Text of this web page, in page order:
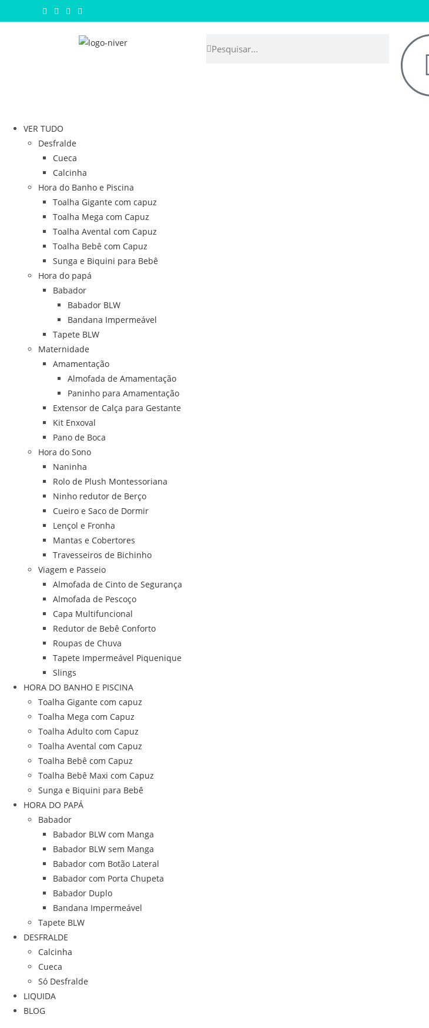
VER TUDO
Desfralde
Cueca
Calcinha
Hora do Banho e Piscina
Toalha Gigante com capuz
Toalha Mega com Capuz
Toalha Avental com Capuz
Toalha Bebê com Capuz
Sunga e Biquini para Bebê
Hora do papá
Babador
Babador BLW
Bandana Impermeável
Tapete BLW
Maternidade
Amamentação
Almofada de Amamentação
Paninho para Amamentação
Extensor de Calça para Gestante
Kit Enxoval
Pano de Boca
Hora do Sono
Naninha
Rolo de Plush Montessoriana
Ninho redutor de Berço
Cueiro e Saco de Dormir
Lençol e Fronha
Mantas e Cobertores
Travesseiros de Bichinho
Viagem e Passeio
Almofada de Cinto de Segurança
Almofada de Pescoço
Capa Multifuncional
Redutor de Bebê Conforto
Roupas de Chuva
Tapete Impermeável Piquenique
Slings
HORA DO BANHO E PISCINA
Toalha Gigante com capuz
Toalha Mega com Capuz
Toalha Adulto com Capuz
Toalha Avental com Capuz
Toalha Bebê com Capuz
Toalha Bebê Maxi com Capuz
Sunga e Biquini para Bebê
HORA DO PAPÁ
Babador
Babador BLW com Manga
Babador BLW sem Manga
Babador com Botão Lateral
Babador com Porta Chupeta
Babador Duplo
Bandana Impermeável
Tapete BLW
DESFRALDE
Calcinha
Cueca
Só Desfralde
LIQUIDA
BLOG